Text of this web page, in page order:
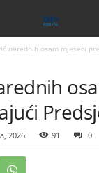
narednih osam mjeseci
2026 91 0